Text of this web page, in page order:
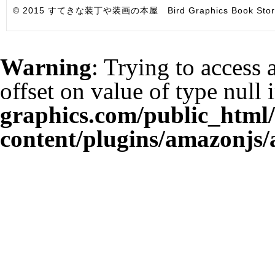
© 2015 すてきな装丁や装画の本屋 Bird Graphics Book
Warning: Trying to access
offset on value of type null
graphics.com/
content/plugins/